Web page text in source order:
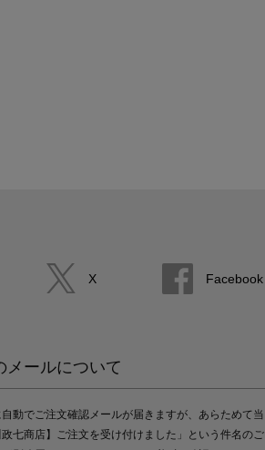
X Facebook
メールについて
自動でご注文確認メールが届きますが、あらためて当
七商店】ご注文を受け付けました」という件名のご